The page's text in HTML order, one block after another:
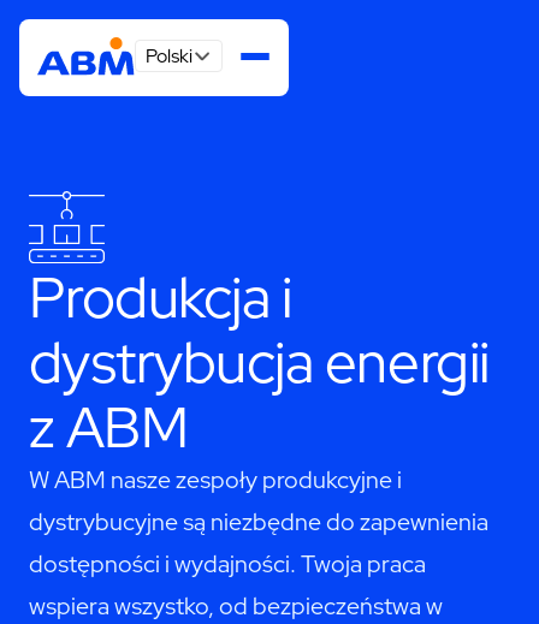
Polski
Produkcja i
dystrybucja energii
z ABM
W ABM nasze zespoły produkcyjne i
dystrybucyjne są niezbędne do zapewnienia
dostępności i wydajności. Twoja praca
wspiera wszystko, od bezpieczeństwa w